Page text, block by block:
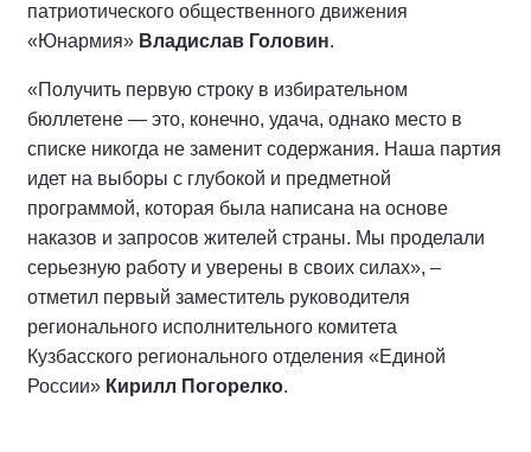
патриотического общественного движения
«Юнармия» Владислав Головин.
«Получить первую строку в избирательном
бюллетене — это, конечно, удача, однако место в
списке никогда не заменит содержания. Наша партия
идет на выборы с глубокой и предметной
программой, которая была написана на основе
наказов и запросов жителей страны. Мы проделали
серьезную работу и уверены в своих силах», –
отметил первый заместитель руководителя
регионального исполнительного комитета
Кузбасского регионального отделения «Единой
России» Кирилл Погорелко.